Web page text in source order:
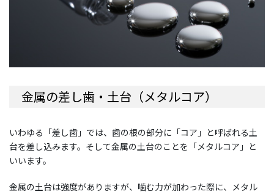
金属の差し歯・土台（メタルコア）
いわゆる「差し歯」では、歯の根の部分に「コア」と呼ばれる土
台を差し込みます。そして金属の土台のことを「メタルコア」と
いいます。
金属の土台は強度がありますが、噛む力が加わった際に、メタル